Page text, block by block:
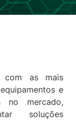
com as mais
e
no mercado,
soluções